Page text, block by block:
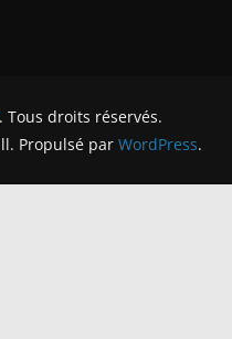
Tous droits réservés.
Propulsé par WordPress.